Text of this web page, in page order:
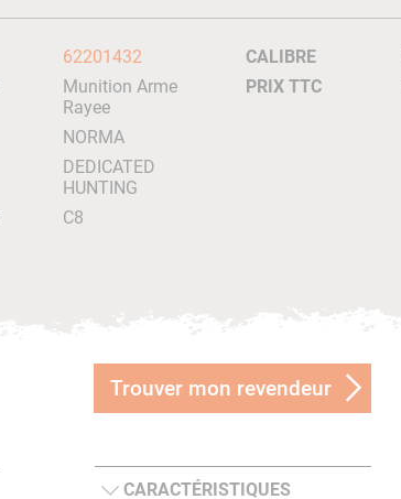
62201432
Munition Arme
Rayee
NORMA
DEDICATED
HUNTING
C8
CALIBRE
PRIX TTC
Trouver mon revendeur
CARACTÉRISTIQUES